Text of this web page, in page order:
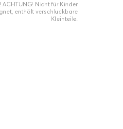
Nicht für Kinder
enthält verschluckbare
Kleinteile.